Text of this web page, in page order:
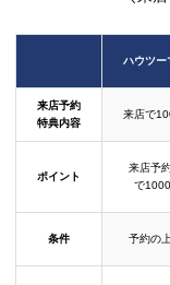
ハウツー
来店予約
特典内容
来店で
ポイント
来店予
で
条件 予約の